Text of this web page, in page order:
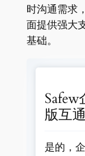
时沟通需求
面提供强大
基础。
版互
是的，